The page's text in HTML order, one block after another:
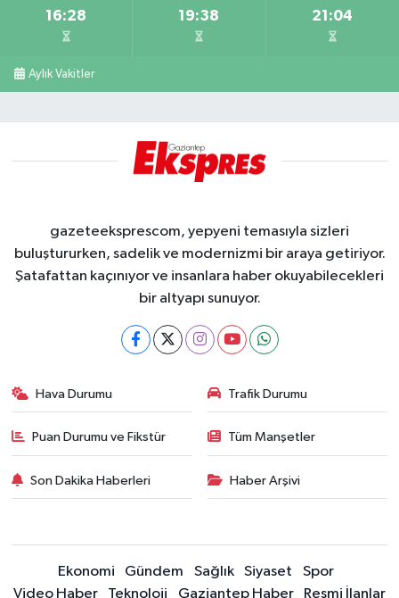
16:28 19:38 21:04
Aylık Vakitler
gazeteeksprescom, yepyeni temasıyla sizleri
buluştururken, sadelik ve modernizmi bir araya getiriyor.
Şatafattan kaçınıyor ve insanlara haber okuyabilecekleri
bir altyapı sunuyor.
Hava Durumu Trafik Durumu
Puan Durumu ve Fikstür Tüm Manşetler
Son Dakika Haberleri Haber Arşivi
Ekonomi Gündem Sağlık Siyaset
Spor
Video Haber
Teknoloji Gaziantep Haber Resmi İlanlar